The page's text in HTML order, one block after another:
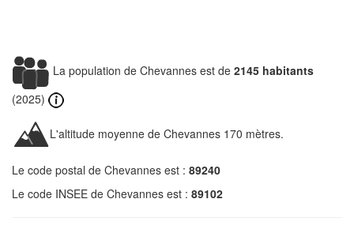
La population de Chevannes est de 2145 habitants
(2025)
L'altitude moyenne de Chevannes 170 mètres.
Le code postal de Chevannes est : 89240
Le code INSEE de Chevannes est : 89102